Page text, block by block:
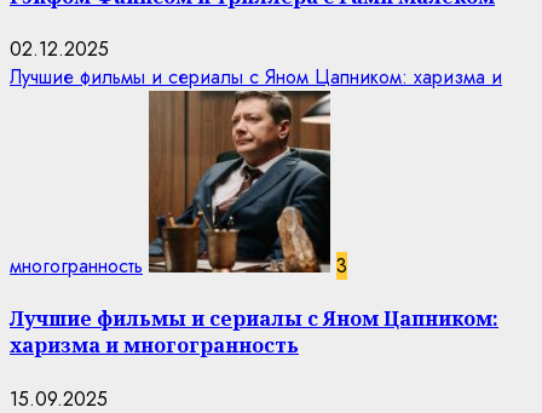
02.12.2025
Лучшие фильмы и сериалы с Яном Цапником: харизма и
многогранность 3
Лучшие фильмы и сериалы с Яном Цапником:
харизма и многогранность
15.09.2025